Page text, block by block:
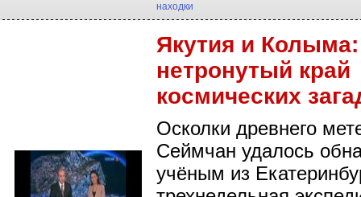
находки
Якутия и Колыма:
нетронутый край
космических
Осколки древнего
Сеймчан удалось
учёным из